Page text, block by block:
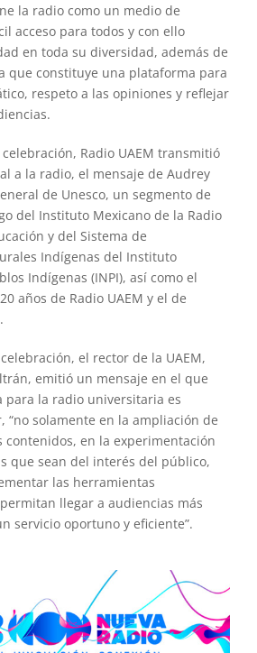
la radio como un medio de
acceso para todos y con ello
en toda su diversidad, además de
que constituye una plataforma para
respeto a las opiniones y reflejar
Radio UAEM transmitió
a la radio, el mensaje de Audrey
de Unesco, un segmento de
del Instituto Mexicano de la Radio
y del Sistema de
Indígenas del Instituto
Indígenas (INPI), así como el
años de Radio UAEM y el de
el rector de la UAEM,
emitió un mensaje en el que
para la radio universitaria es
“no solamente en la ampliación de
contenidos, en la experimentación
que sean del interés del público,
las herramientas
llegar a audiencias más
servicio oportuno y eficiente”.